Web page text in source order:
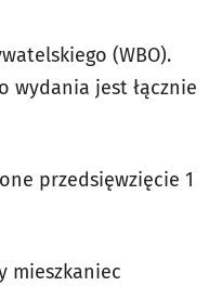
(WBO).
wydania jest łącznie
przedsięwzięcie 1
mieszkaniec